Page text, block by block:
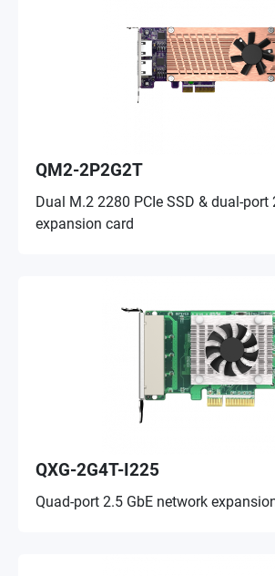
QM2-2P2G2T
Dual M.2 2280 PCIe SSD & dual-port
expansion card
QXG-2G4T-I225
Quad-port 2.5 GbE network